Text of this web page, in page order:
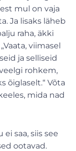
mul on vaja
Ja lisaks läheb
raha, äkki
viimasel
ja selliseid
rohkem,
õiglaselt.“ Võta
mida nad
saa, siis see
ootavad.